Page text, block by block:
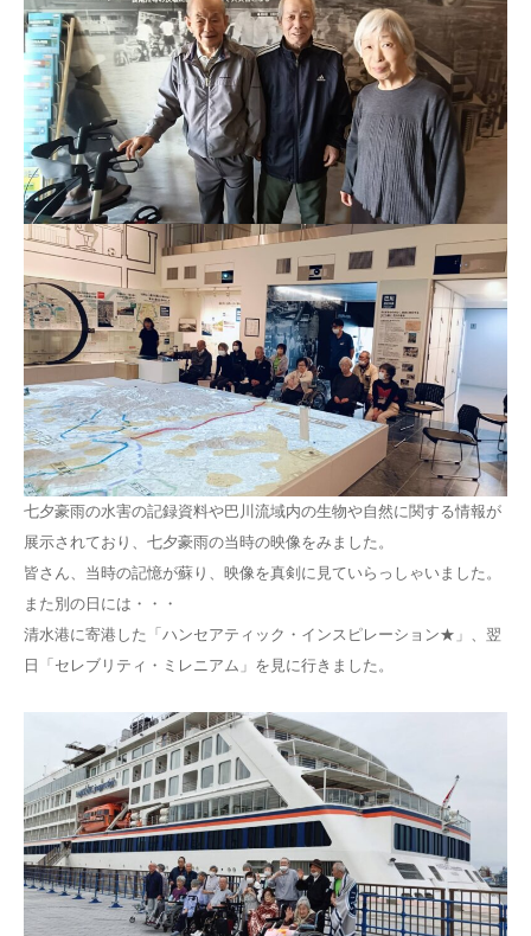
七夕豪雨の水害の記録資料や巴川流域内の生物や自然に関する情報が
展示されており、七夕豪雨の当時の映像をみました。
皆さん、当時の記憶が蘇り、映像を真剣に見ていらっしゃいました。
また別の日には・・・
清水港に寄港した「ハンセアティック・インスピレーション★」、翌
日「セレブリティ・ミレニアム」を見に行きました。